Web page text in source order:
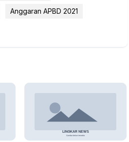
Anggaran APBD 2021